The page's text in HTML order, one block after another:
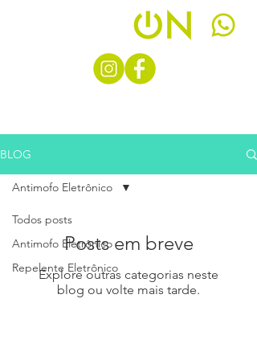
BLOG
Todos posts
Antimofo Eletrônico
Repelente Eletrônico
Antimofo Eletrônico
Posts em breve
Explore outras categorias neste
blog ou volte mais tarde.